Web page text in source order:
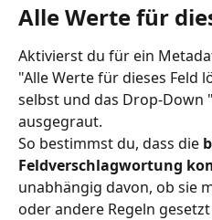
Alle Werte für
Aktivierst du für ein
"Alle Werte für dieses Feld
selbst und das Drop-Down
ausgegraut.
So bestimmst du, dass die
Feldverschlagwortung
unabhängig davon, ob sie
oder andere Regeln